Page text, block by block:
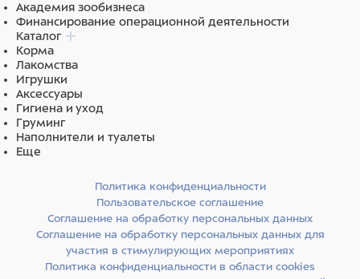
Академия зообизнеса
Финансирование операционной деятельности
Каталог
Корма
Лакомства
Игрушки
Аксессуары
Гигиена и уход
Груминг
Наполнители и туалеты
Еще
Политика конфиденциальности
Пользовательское соглашение
Соглашение на обработку персональных данных
Соглашение на обработку персональных данных для
участия в стимулирующих мероприятиях
Политика конфиденциальности в области cookies